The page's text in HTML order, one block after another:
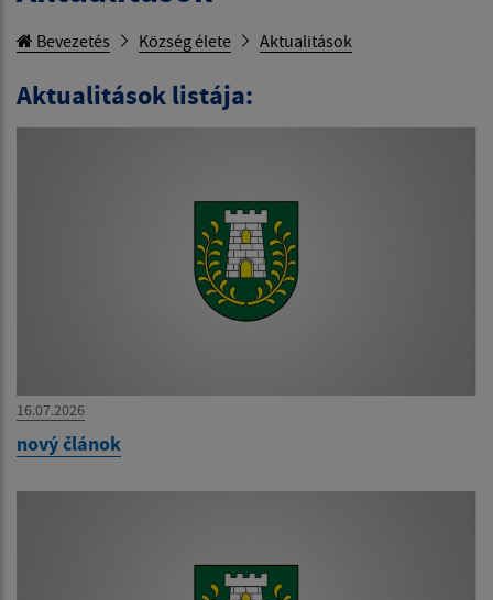
Bevezetés Község élete Aktualitások
Aktualitások listája:
16.07.2026
nový článok